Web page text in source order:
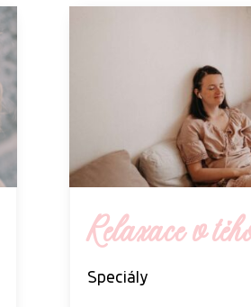
Relaxace v
Speciály